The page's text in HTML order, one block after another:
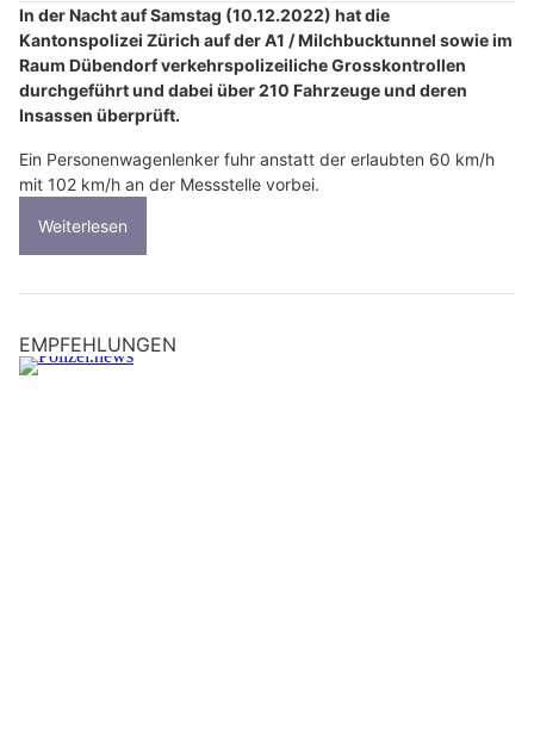
In der Nacht auf Samstag (10.12.2022) hat die
Kantonspolizei Zürich auf der A1 / Milchbucktunnel sowie im
Raum Dübendorf verkehrspolizeiliche Grosskontrollen
durchgeführt und dabei über 210 Fahrzeuge und deren
Insassen überprüft.
Ein Personenwagenlenker fuhr anstatt der erlaubten 60 km/h
mit 102 km/h an der Messstelle vorbei.
Weiterlesen
EMPFEHLUNGEN